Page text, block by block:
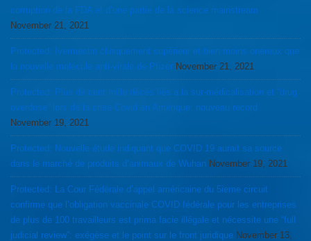
corruption de la FDA et d’une partie de la science mainstream
November 21, 2021
Protected: Ivermectin cliniquement supérieur et bien moins onéreux que
la nouvelle molécule anti-virale de Pfizer November 21, 2021
Protected: Plus de cent mille décès liés à la sur-médicalisation et “drug
overdose” lors de la crise Covid en Amérique: nouveau record
November 19, 2021
Protected: Nouvelle étude indiquant que COVID 19 aurait sa source
dans le marché de produits d’animaux de Wuhan November 19, 2021
Protected: La Cour Fédérale d’appel américaine du 5ieme circuit
confirme que l’obligation vaccinale COVID fédérale pour les entreprises
de plus de 100 travailleurs est prima facie illégale et nécessite une “full
judicial review”: exégèse et le point sur le front juridique November 13,